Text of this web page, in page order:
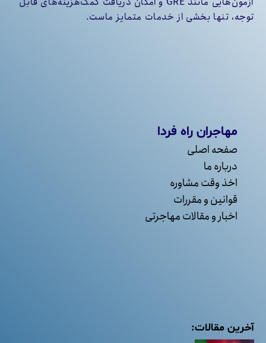
توجه، تنها بخشی از خدمات متمایز ماست.
مهاجران راه فردا
صفحه اصلی
درباره ما
اخذ وقت مشاوره
قوانین و مقررات
اخبار و مقالات مهاجرتی
آخرین مقالات: